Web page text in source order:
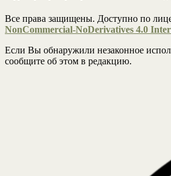
Все права защищены. Доступно по
NonCommercial-NoDerivatives 4.0
Если Вы обнаружили незаконное
сообщите об этом в редакцию.